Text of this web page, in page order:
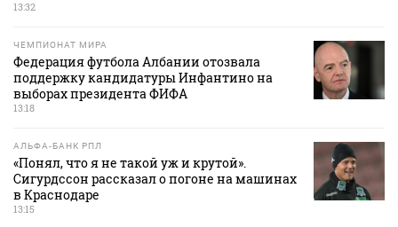
13:32
ЧЕМПИОНАТ МИРА
Федерация футбола Албании отозвала
поддержку кандидатуры Инфантино на
выборах президента ФИФА
13:18
АЛЬФА-БАНК РПЛ
«Понял, что я не такой уж и крутой».
Сигурдссон рассказал о погоне на машинах
в Краснодаре
13:15